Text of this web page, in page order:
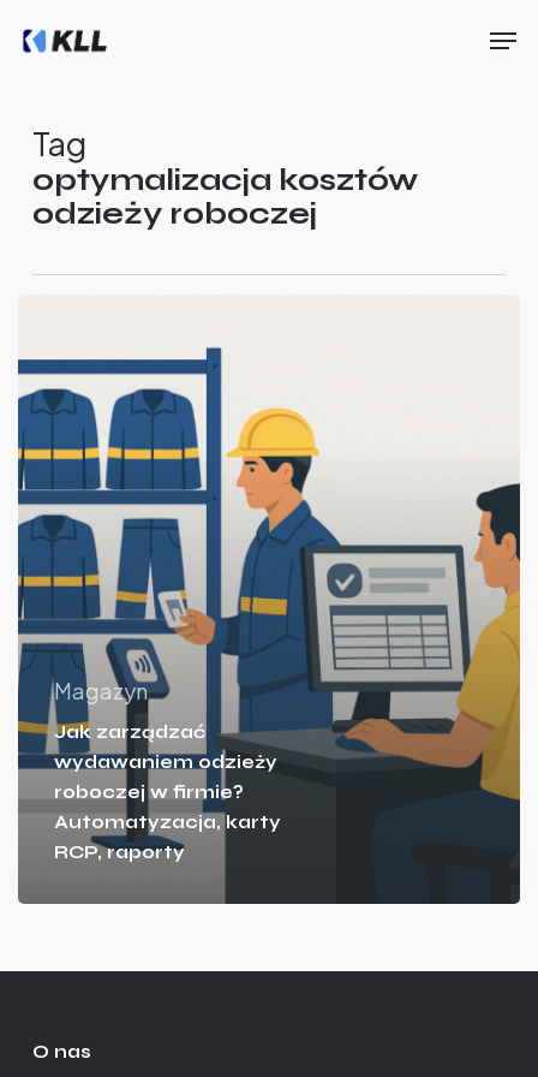
Tag
optymalizacja kosztów
odzieży roboczej
Magazyn
Jak zarządzać
wydawaniem odzieży
roboczej w firmie?
Automatyzacja, karty
RCP, raporty
O nas